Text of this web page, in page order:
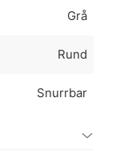
Grå
Rund
Snurrbar